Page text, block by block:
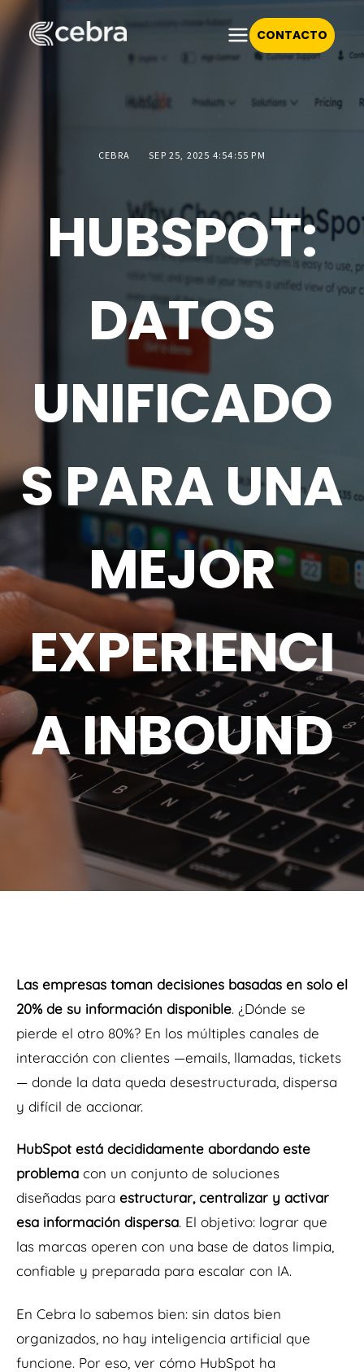
CONTACTO
CEBRA SEP 25, 2025 4:54:55 PM
HUBSPOT:
DATOS
UNIFICADO
S PARA UNA
MEJOR
EXPERIENCI
A INBOUND
Las empresas toman decisiones basadas en solo el
20% de su información disponible. ¿Dónde se
pierde el otro 80%? En los múltiples canales de
interacción con clientes —emails, llamadas, tickets
— donde la data queda desestructurada, dispersa
y difícil de accionar.
HubSpot está decididamente abordando este
problema con un conjunto de soluciones
diseñadas para estructurar, centralizar y activar
esa información dispersa. El objetivo: lograr que
las marcas operen con una base de datos limpia,
confiable y preparada para escalar con IA.
En Cebra lo sabemos bien: sin datos bien
organizados, no hay inteligencia artificial que
funcione. Por eso, ver cómo HubSpot ha